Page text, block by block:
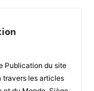
Publication du site
travers les articles